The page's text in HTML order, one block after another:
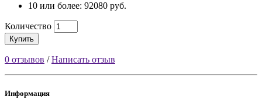
10 или более: 92080 руб.
Количество
Купить
0 отзывов /Написать отзыв
Информация